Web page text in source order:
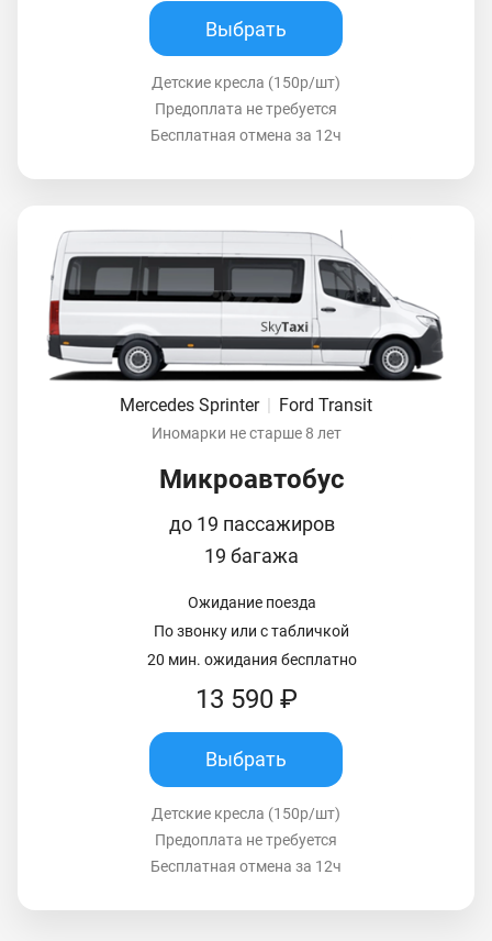
Выбрать
Детские кресла (150р/шт)
Предоплата не требуется
Бесплатная отмена за 12ч
Mercedes Sprinter | Ford Transit
Иномарки не старше 8 лет
Микроавтобус
до 19 пассажиров
19 багажа
Ожидание поезда
По звонку или с табличкой
20 мин. ожидания бесплатно
13 590 ₽
Выбрать
Детские кресла (150р/шт)
Предоплата не требуется
Бесплатная отмена за 12ч